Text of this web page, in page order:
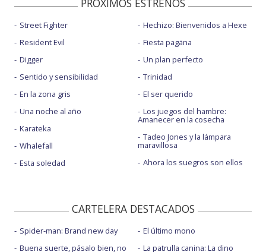
PROXIMOS ESTRENOS
Street Fighter
Resident Evil
Digger
Sentido y sensibilidad
En la zona gris
Una noche al año
Karateka
Whalefall
Esta soledad
Hechizo: Bienvenidos a Hexe
Fiesta pagäna
Un plan perfecto
Trinidad
El ser querido
Los juegos del hambre:
Amanecer en la cosecha
Tadeo Jones y la lámpara
maravillosa
Ahora los suegros son ellos
CARTELERA DESTACADOS
Spider-man: Brand new day
Buena suerte, pásalo bien, no
El último mono
La patrulla canina: La dino